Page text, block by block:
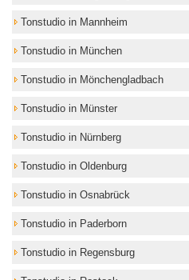
Tonstudio in Mannheim
Tonstudio in München
Tonstudio in Mönchengladbach
Tonstudio in Münster
Tonstudio in Nürnberg
Tonstudio in Oldenburg
Tonstudio in Osnabrück
Tonstudio in Paderborn
Tonstudio in Regensburg